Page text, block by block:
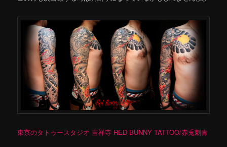
東京のタトゥースタジオ 吉祥寺 RED BUNNY TATTOO/赤兎刺青